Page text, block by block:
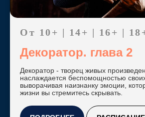
От 10+ | 14+ | 16+ |
Декоратор. глава 2
Декоратор - творец живых
наслаждается беспомощностью
выворачивая наизнанку эмоции,
жизни вы стремитесь скрывать.
опрос, и мы
подберем квесты по
вашим критериям
Пройти опрос